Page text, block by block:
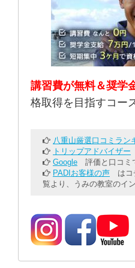
講習費が無料＆奨学
格取得を目指すコー
八重山厳選口コミラン
トリップアドバイザー
Google 評価と口コミ
PADIお客様の声 はコ
覧より、うみの教室のイ